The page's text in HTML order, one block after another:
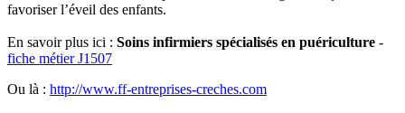
favoriser l’éveil des enfants.
En savoir plus ici : Soins infirmiers spécialisés en puériculture -
fiche métier J1507
Ou là : http://www.ff-entreprises-creches.com